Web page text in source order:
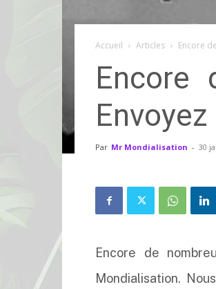
Accueil Articles Encore
Encore
Par Mr Mondialisation - 30
Encore de
Mondialisation.